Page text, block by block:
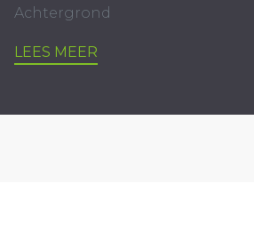
Achtergrond
LEES MEER